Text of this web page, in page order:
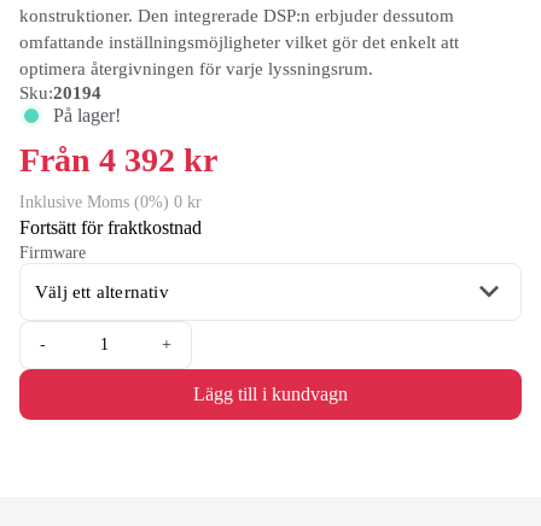
konstruktioner. Den integrerade DSP:n erbjuder dessutom
omfattande inställningsmöjligheter vilket gör det enkelt att
optimera återgivningen för varje lyssningsrum.
Sku:20194
På lager!
Från 4 392 kr
Inklusive Moms (0%) 0 kr
Fortsätt för fraktkostnad
Firmware
- +
Lägg till i kundvagn